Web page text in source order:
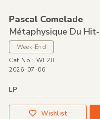
Pascal Comelade
Métaphysique Du
Week-End
Cat No.: WE20
2026-07-06
LP
Wishlist